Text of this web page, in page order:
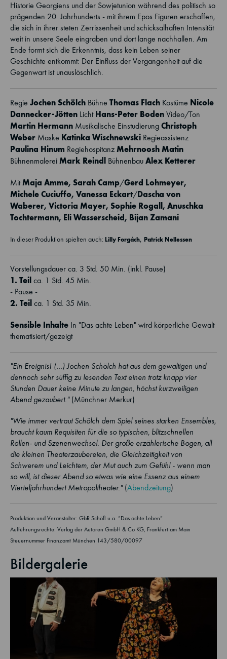
Historie Georgiens und der Sowjetunion während des politisch so
prägenden 20. Jahrhunderts - mit ihrem Epos Figuren erschaffen,
die sich in ihrer steten Zerrissenheit und schicksalhaften Intensität
weit in unsere Seele eingraben und dort lange nachhallen. Am
Ende formt sich die Erkenntnis, dass kein Leben seiner
Geschichte entkommt: Der Einfluss der Vergangenheit auf die
Gegenwart ist unauslöschlich.
Regie Jochen Schölch Bühne Thomas Flach Kostüme Nicole
Dannecker-Jötten Licht Hans-Peter Boden Video/Ton
Martin Hermann Musikalische Einstudierung Christoph
Weber Maske Katinka Wischnewski Regieassistenz
Paulina Hinum Regiehospitanz Mehrnoosh Matin
Bühnenmalerei Mark Reindl Bühnenbau Alex Ketterer
MitMaja Amme, Sarah Camp/Gerd Lohmeyer,
Michele Cuciuffo, Vanessa Eckart/Dascha von
Waberer, Victoria Mayer, Sophie Rogall , Anuschka
Tochtermann, Eli Wasserscheid , Bijan Zamani
In dieser Produktion spielten auch: Lilly Forgách, Patrick Nellessen
Vorstellungsdauer ca. 3 Std. 50 Min. (inkl. Pause)
1. Teil ca. 1 Std. 45 Min.
- Pause -
2. Teil ca. 1 Std. 35 Min.
Sensible Inhalte In "Das achte Leben" wird körperliche Gewalt
thematisiert/gezeigt
"Ein Ereignis! (…) Jochen Schölch hat aus dem gewaltigen und
dennoch sehr süffig zu lesenden Text einen trotz knapp vier
Stunden Dauer keine Minute zu langen, höchst kurzweiligen
Abend gezaubert."(Münchner Merkur)
"Wie immer vertraut Schölch dem Spiel seines starken Ensembles,
braucht kaum Requisiten für die so typischen, blitzschnellen
Rollen- und Szenenwechsel. Der große erzählerische Bogen, all
die kleinen Theaterzaubereien, die Gleichzeitigkeit von
Schwerem und Leichtem, der Mut auch zum Gefühl - wenn man
so will, ist dieser Abend so etwas wie eine Essenz aus einem
Vierteljahrhundert Metropoltheater."(Abendzeitung)
Produktion und Veranstalter: GbR Schöfl u.a. “Das achte Leben”
Aufführungsrechte: Verlag der Autoren GmbH & Co KG, Frankfurt am Main
Steuernummer Finanzamt München 143/580/00097
Bildergalerie